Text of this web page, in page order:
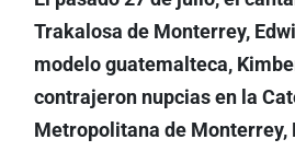
Trakalosa de Monterrey,
modelo guatemalteca,
contrajeron nupcias en la
Metropolitana de Monterrey,